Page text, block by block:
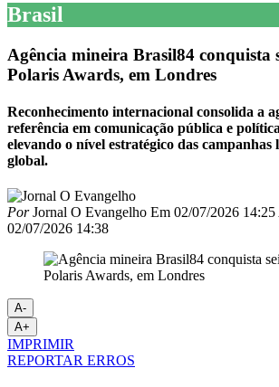
Brasil
Agência mineira Brasil84 conquista
Polaris Awards, em Londres
Reconhecimento internacional consolida a
referência em comunicação pública e
elevando o nível estratégico das campanhas
global.
PorJornal O Evangelho Em 02/07/2026 14:25
02/07/2026 14:38
A-
A+
IMPRIMIR
REPORTAR ERROS